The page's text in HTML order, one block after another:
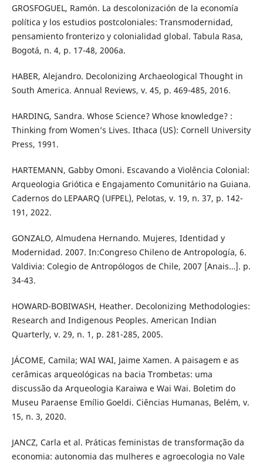
GROSFOGUEL, Ramón. La descolonización de la economía
política y los estudios postcoloniales: Transmodernidad,
pensamiento fronterizo y colonialidad global. Tabula Rasa,
Bogotá, n. 4, p. 17-48, 2006a.
HABER, Alejandro. Decolonizing Archaeological Thought in
South America. Annual Reviews, v. 45, p. 469-485, 2016.
HARDING, Sandra. Whose Science? Whose knowledge? :
Thinking from Women’s Lives. Ithaca (US): Cornell University
Press, 1991.
HARTEMANN, Gabby Omoni. Escavando a Violência Colonial:
Arqueologia Griótica e Engajamento Comunitário na Guiana.
Cadernos do LEPAARQ (UFPEL), Pelotas, v. 19, n. 37, p. 142-
191, 2022.
GONZALO, Almudena Hernando. Mujeres, Identidad y
Modernidad. 2007. In:Congreso Chileno de Antropología, 6.
Valdivia: Colegio de Antropólogos de Chile, 2007 [Anais…]. p.
34-43.
HOWARD-BOBIWASH, Heather. Decolonizing Methodologies:
Research and Indigenous Peoples. American Indian
Quarterly, v. 29, n. 1, p. 281-285, 2005.
JÁCOME, Camila; WAI WAI, Jaime Xamen. A paisagem e as
cerâmicas arqueológicas na bacia Trombetas: uma
discussão da Arqueologia Karaiwa e Wai Wai. Boletim do
Museu Paraense Emílio Goeldi. Ciências Humanas, Belém, v.
15, n. 3, 2020.
JANCZ, Carla et al. Práticas feministas de transformação da
economia: autonomia das mulheres e agroecologia no Vale